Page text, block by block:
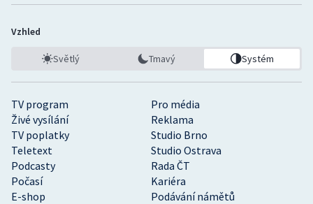
Krasobruslení
Lyže a snowboard
Moderní pětiboj
Motorsport
TV program
Pro média
Živé vysílání
Reklama
TV poplatky
Studio Brno
Teletext
Studio Ostrava
Podcasty
Rada ČT
Počasí
Kariéra
E-shop
Podávání námětů
Vzhled
Světlý Tmavý Systém